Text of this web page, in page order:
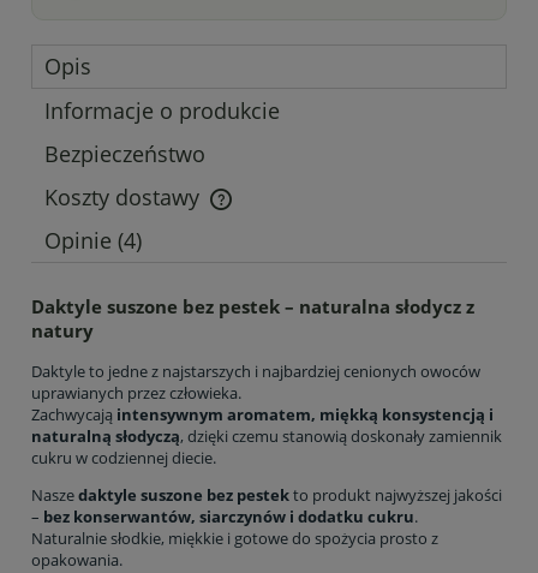
Opis
Informacje o produkcie
Bezpieczeństwo
Koszty dostawy
Cena nie zawiera ewentualnych kosztów płatności
Opinie (4)
Daktyle suszone bez pestek – naturalna słodycz z
natury
Daktyle to jedne z najstarszych i najbardziej cenionych owoców
uprawianych przez człowieka.
Zachwycają intensywnym aromatem, miękką konsystencją i
naturalną słodyczą, dzięki czemu stanowią doskonały zamiennik
cukru w codziennej diecie.
Naszedaktyle suszone bez pestekto produkt najwyższej jakości
– bez konserwantów, siarczynów i dodatku cukru.
Naturalnie słodkie, miękkie i gotowe do spożycia prosto z
opakowania.